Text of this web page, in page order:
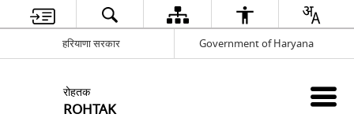
हरियाणा सरकार Government of Haryana
रोहतक
ROHTAK